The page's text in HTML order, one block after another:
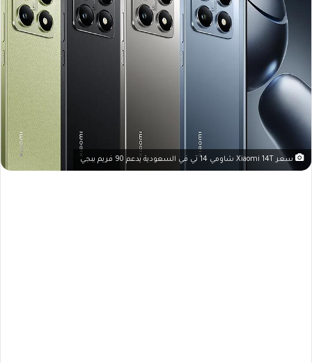
سعر Xiaomi 14T شاومي 14 تي في السعودية يدعم 90 فريم ببجي